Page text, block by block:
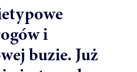
i
buzie. Już